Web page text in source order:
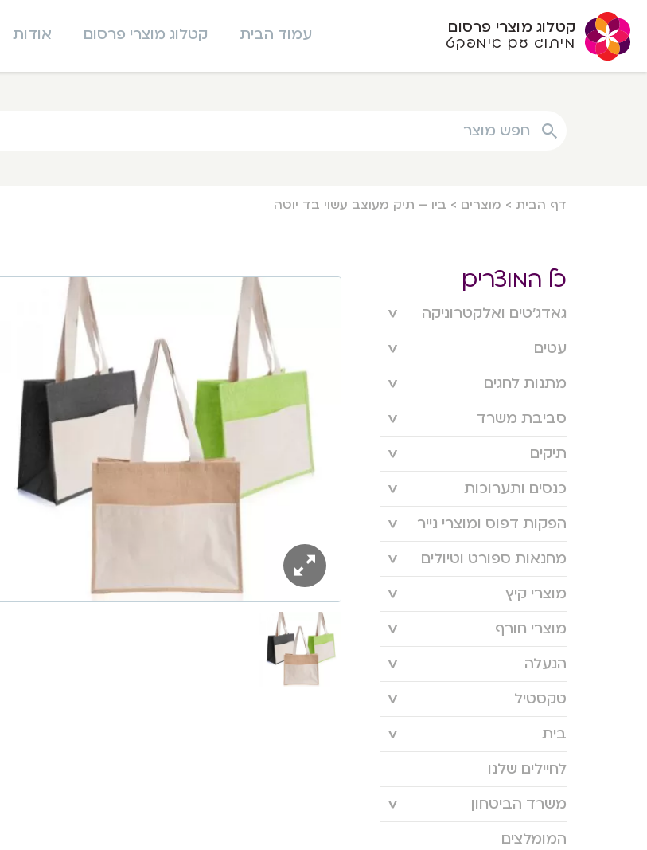
קטלוג מוצרי פרסום
מיתוג עם אימפקט עמוד הבית קטלוג מוצרי פרסום אודות
חפש מוצר
דף הבית > מוצרים > ביו – תיק מעוצב עשוי בד יוטה
כל המוצרים
גאדג’טים ואלקטרוניקה
עטים
מתנות לחגים
סביבת משרד
תיקים
כנסים ותערוכות
הפקות דפוס ומוצרי נייר
מחנאות ספורט וטיולים
מוצרי קיץ
מוצרי חורף
הנעלה
טקסטיל
בית
לחיילים שלנו
משרד הביטחון
המומלצים